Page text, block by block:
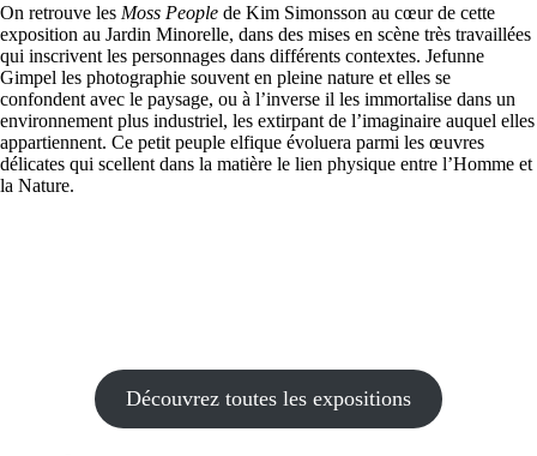
On retrouve les Moss People de Kim Simonsson au cœur de cette
exposition au Jardin Minorelle, dans des mises en scène très travaillées
qui inscrivent les personnages dans différents contextes. Jefunne
Gimpel les photographie souvent en pleine nature et elles se
confondent avec le paysage, ou à l’inverse il les immortalise dans un
environnement plus industriel, les extirpant de l’imaginaire auquel elles
appartiennent. Ce petit peuple elfique évoluera parmi les œuvres
délicates qui scellent dans la matière le lien physique entre l’Homme et
la Nature.
Découvrez toutes les expositions